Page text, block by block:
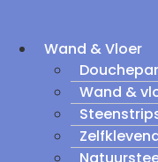
Wand & Vloer
Wand &